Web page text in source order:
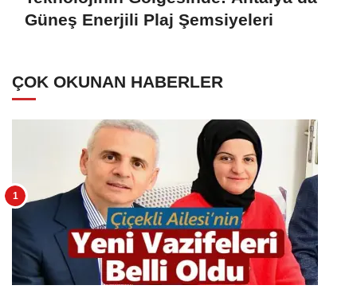
Güneş Enerjili Plaj Şemsiyeleri
ÇOK OKUNAN HABERLER